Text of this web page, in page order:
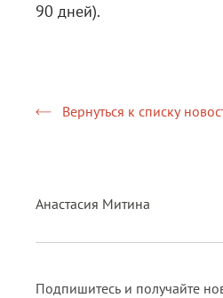
90 дней).
Вернуться к списку
Анастасия Митина
Подпишитесь и получайте